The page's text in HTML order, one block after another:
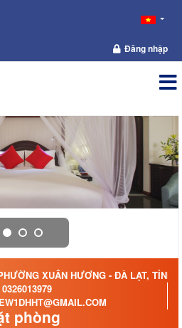
Đăng nhập
XUÂN HƯƠNG - ĐÀ LẠT, TỈNH
0326013979
phòng